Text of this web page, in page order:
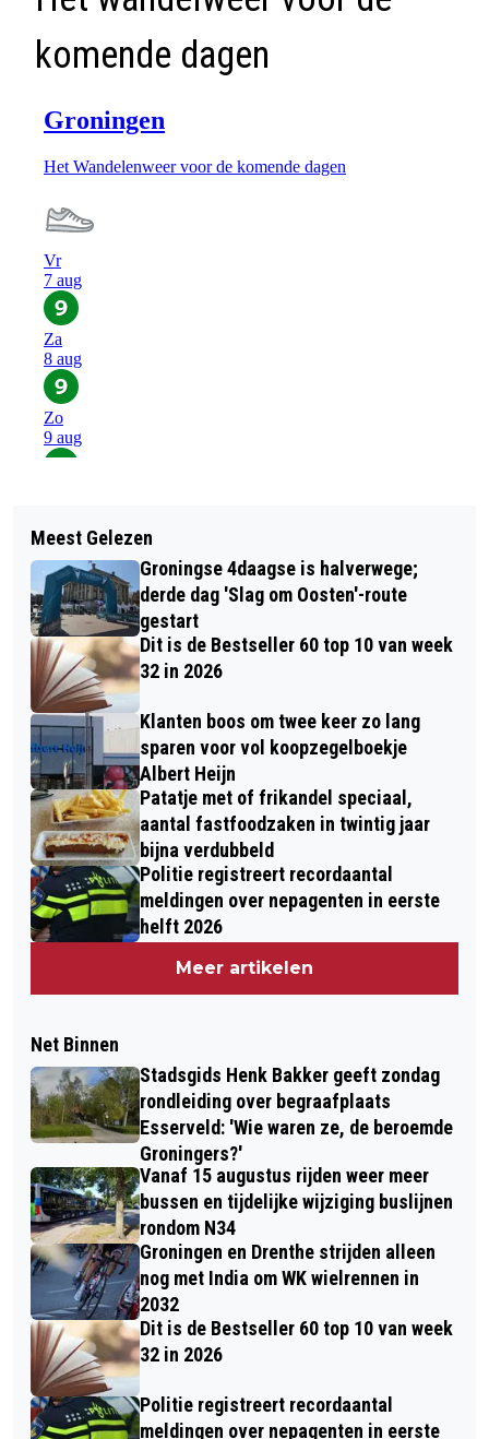
komende dagen
Meest Gelezen
Groningse 4daagse is halverwege;
derde dag 'Slag om Oosten'-route
gestart
Dit is de Bestseller 60 top 10 van week
32 in 2026
Klanten boos om twee keer zo lang
sparen voor vol koopzegelboekje
Albert Heijn
Patatje met of frikandel speciaal,
aantal fastfoodzaken in twintig jaar
bijna verdubbeld
Politie registreert recordaantal
meldingen over nepagenten in eerste
helft 2026
Meer artikelen
Net Binnen
Stadsgids Henk Bakker geeft zondag
rondleiding over begraafplaats
Esserveld: 'Wie waren ze, de beroemde
Groningers?'
Vanaf 15 augustus rijden weer meer
bussen en tijdelijke wijziging buslijnen
rondom N34
Groningen en Drenthe strijden alleen
nog met India om WK wielrennen in
2032
Dit is de Bestseller 60 top 10 van week
32 in 2026
Politie registreert recordaantal
meldingen over nepagenten in eerste